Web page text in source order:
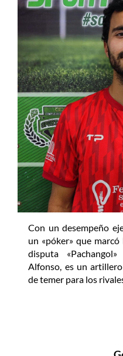
Con un desempeño
un «póker» que
disputa
Alfonso, es un
de temer para los